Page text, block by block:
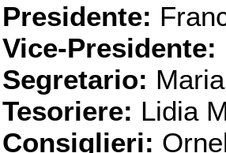
Presidente:
Vice-Presidente:
Segretario:
Tesoriere: Lidia
Consiglieri: